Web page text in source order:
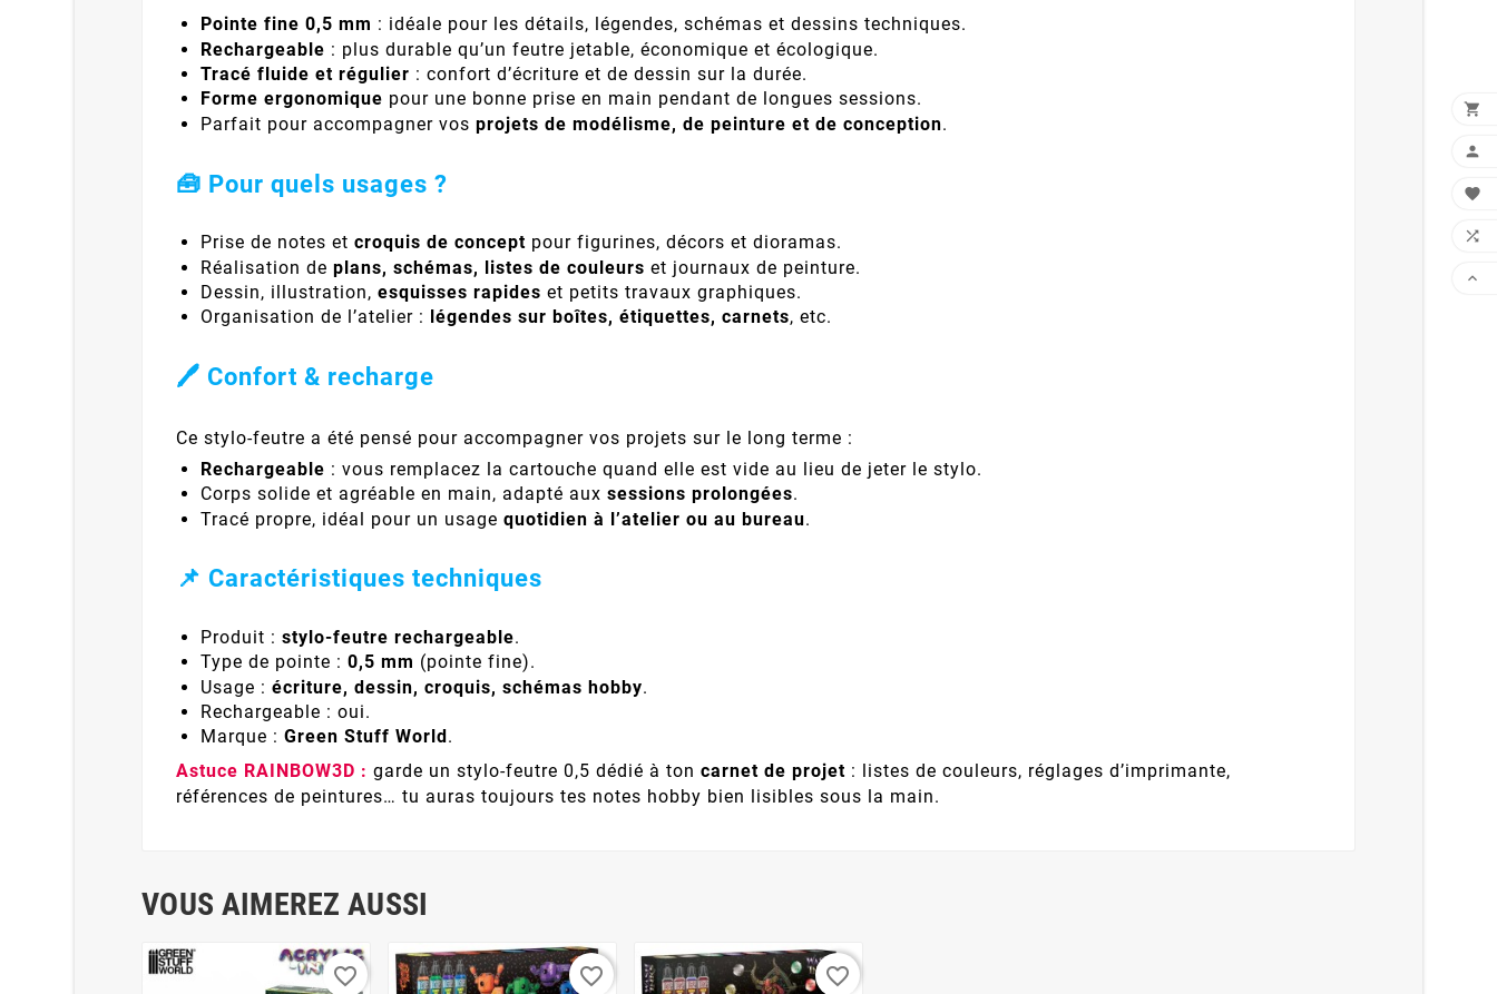
Pointe fine 0,5 mm : idéale pour les détails, légendes, schémas et dessins techniques.
Rechargeable : plus durable qu’un feutre jetable, économique et écologique.
Tracé fluide et régulier : confort d’écriture et de dessin sur la durée.
Forme ergonomique pour une bonne prise en main pendant de longues sessions.
Parfait pour accompagner vosprojets de modélisme, de peinture et de conception.
🧰 Pour quels usages ?
Prise de notes etcroquis de concept pour figurines, décors et dioramas.
Réalisation deplans, schémas, listes de couleurs et journaux de peinture.
Dessin, illustration,esquisses rapides et petits travaux graphiques.
Organisation de l’atelier :
légendes sur boîtes, étiquettes, carnets, etc.
🖊️ Confort & recharge
Ce stylo-feutre a été pensé pour accompagner vos projets sur le long terme :
Rechargeable : vous remplacez la cartouche quand elle est vide au lieu de jeter le stylo.
Corps solide et agréable en main, adapté auxsessions prolongées.
Tracé propre, idéal pour un usagequotidien à l’atelier ou au bureau.
📌 Caractéristiques techniques
Produit :stylo-feutre rechargeable.
Type de pointe :0,5 mm (pointe fine).
Usage :écriture, dessin, croquis, schémas hobby.
Rechargeable : oui.
Marque :Green Stuff World .
Astuce RAINBOW3D : garde un stylo-feutre 0,5 dédié à toncarnet de projet : listes de couleurs, réglages d’imprimante,
références de peintures… tu auras toujours tes notes hobby bien lisibles sous la main.
VOUS AIMEREZ AUSSI
favorite_border favorite_border favorite_border




